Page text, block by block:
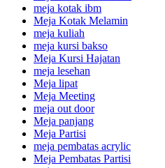
meja kotak ibm
Meja Kotak Melamin
meja kuliah
meja kursi bakso
Meja Kursi Hajatan
meja lesehan
Meja lipat
Meja Meeting
meja out door
Meja panjang
Meja Partisi
meja pembatas acrylic
Meja Pembatas Partisi